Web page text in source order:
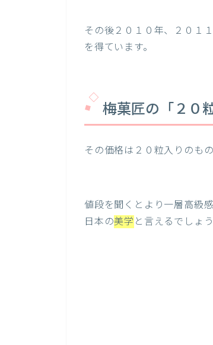
その後２０１０年、２０１
を得ています。
梅菓匠の「２０
その価格は２０粒入りのも
値段を聞くとより一層高級
日本の美学 と言えるでしょう